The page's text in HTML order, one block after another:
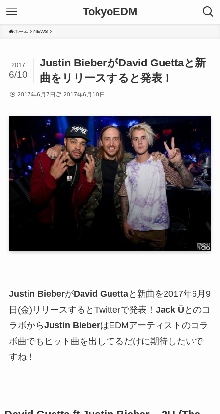
TokyoEDM
ホーム NEWS
Justin BieberがDavid Guettaと新
曲をリリースすると発表！
2017
6/10
2017年6月7日 2017年6月10日
Justin BieberがDavid Guettaと新曲を2017年6月9
日(金)リリースするとTwitterで発表！ Jack Ü とのコ
ラボからJustin BieberはEDMアーティストのコラ
ボ曲でもヒット曲を出してるだけに期待したいで
すね！